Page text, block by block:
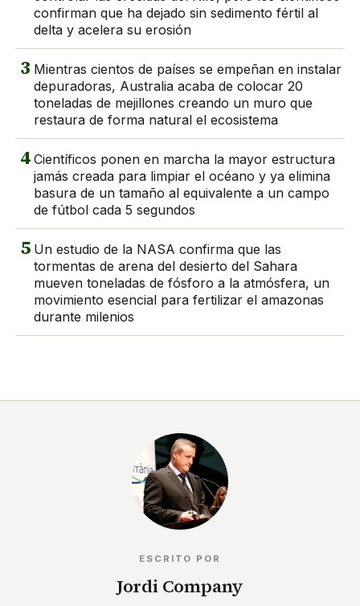
confirman que ha dejado sin sedimento fértil al
delta y acelera su erosión
3 Mientras cientos de países se empeñan en instalar
depuradoras, Australia acaba de colocar 20
toneladas de mejillones creando un muro que
restaura de forma natural el ecosistema
4 Científicos ponen en marcha la mayor estructura
jamás creada para limpiar el océano y ya elimina
basura de un tamaño al equivalente a un campo
de fútbol cada 5 segundos
5 Un estudio de la NASA confirma que las
tormentas de arena del desierto del Sahara
mueven toneladas de fósforo a la atmósfera, un
movimiento esencial para fertilizar el amazonas
durante milenios
ESCRITO POR
Jordi Company